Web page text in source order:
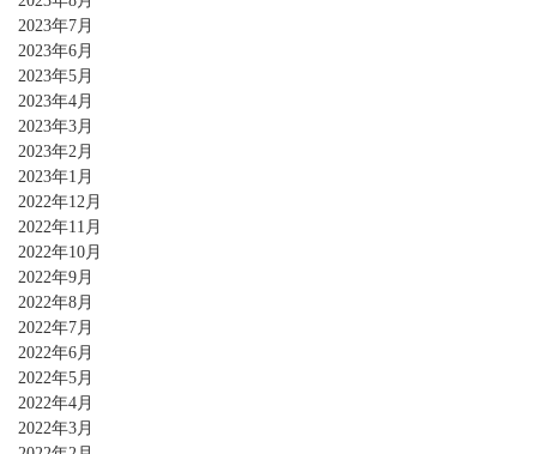
2023年7月
2023年6月
2023年5月
2023年4月
2023年3月
2023年2月
2023年1月
2022年12月
2022年11月
2022年10月
2022年9月
2022年8月
2022年7月
2022年6月
2022年5月
2022年4月
2022年3月